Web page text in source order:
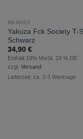
MÄNNER
Yakuza Fck Society T-
Schwarz
34,90 €
Enthält 19% MwSt. 19 % DE
zzgl. Versand
Lieferzeit: ca. 2-3 Werktage